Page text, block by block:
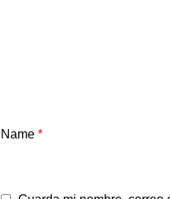
Name *